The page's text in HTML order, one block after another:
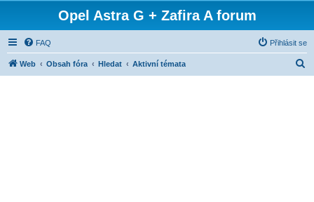
Opel Astra G + Zafira A forum
FAQ Přihlásit se
Web Obsah fóra Hledat Aktivní témata